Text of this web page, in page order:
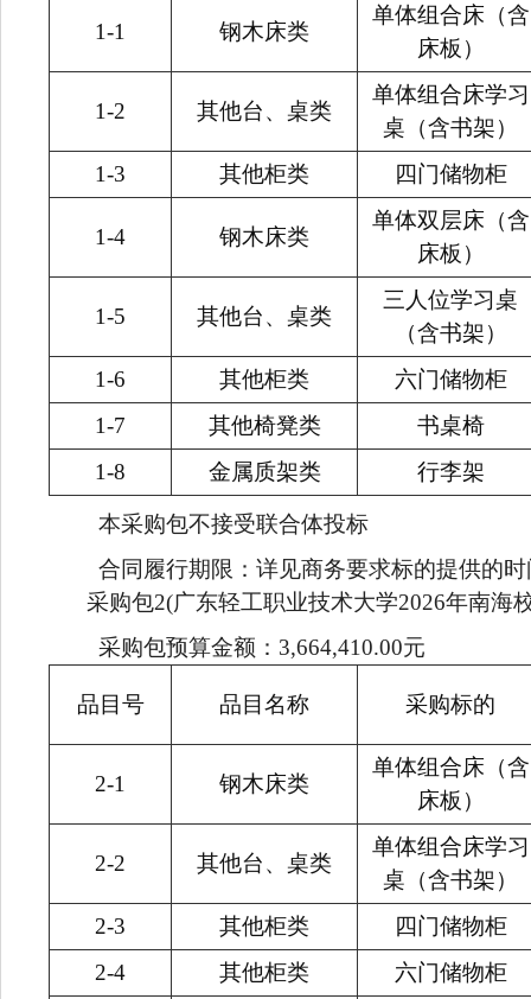
1-1 钢木床类
单体组合床（含
床板）
1-2 其他台、桌类
单体组合床学习
桌（含书架）
1-3
其他柜类 四门储物柜
1-4 钢木床类
单体双层床（含
床板）
1-5 其他台、桌类
三人位学习桌
（含书架）
1-6
其他柜类
六门储物柜
1-7
其他椅凳类
书桌椅
1-8
金属质架类 行李架
本采购包不接受联合体投标
合同履行期限：详见商务要求标的提供的
采购包2(广东轻工职业技术大学2026年南海
采购包预算金额：3,664,410.00元
品目号 品目名称 采购标的
2-1 钢木床类
单体组合床（含
床板）
2-2 其他台、桌类
单体组合床学习
桌（含书架）
2-3
其他柜类
四门储物柜
2-4
其他柜类
六门储物柜